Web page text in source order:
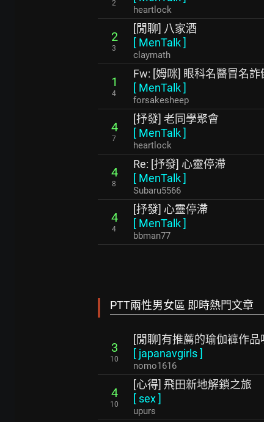
2
heartlock
2
3
[閒聊] 八家酒
[ MenTalk]
claymath
1
4
Fw: [姆咪] 眼科名醫冒名詐
[ MenTalk]
forsakesheep
4
7
[抒發] 老同學聚會
[ MenTalk]
heartlock
4
8
Re: [抒發] 心靈停滯
[ MenTalk]
Subaru5566
4
4
[抒發] 心靈停滯
[ MenTalk]
bbman77
PTT兩性男女區 即時熱門文章
3
10
[閒聊]有推薦的瑜伽褲作品
[ japanavgirls]
nomo1616
4
10
[心得] 飛田新地解鎖之旅
[ sex]
upurs